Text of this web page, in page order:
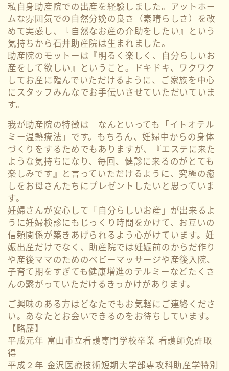
私自身助産院での出産を経験しました。アットホー
ムな雰囲気での自然分娩の良さ（素晴らしさ）を改
めて実感し、『自然なお産の介助をしたい』という
気持ちから石井助産院は生まれました。
助産院のモットーは『明るく楽しく、自分らしいお
産をして欲しい』ということ。ドキドキ、ワクワク
してお産に臨んでいただけるように、ご家族を中心
にスタッフみんなでお手伝いさせていただいていま
す。
我が助産院の特徴は なんといっても「イトオテル
ミー温熱療法」です。もちろん、妊婦中からの身体
づくりをするためでもありますが、『エステに来た
ような気持ちになり、毎回、健診に来るのがとても
楽しみです』と言っていただけるように、究極の癒
しをお母さんたちにプレゼントしたいと思っていま
す。
妊婦さんが安心して「自分らしいお産」が出来るよ
うに妊婦検診にもじっくり時間をかけて、お互いの
信頼関係が築きあげられるよう心がけています。妊
娠出産だけでなく、助産院では妊娠前のからだ作り
や産後ママのためのベビーマッサージや産後入院、
子育て期をすぎても健康増進のテルミーなどたくさ
んの繋がっていただけるきっかけがあります。
ご興味のある方はどなたでもお気軽にご連絡くださ
い。あなたとお会いできるのをお待ちしています。
【略歴】
平成元年 富山市立看護専門学校卒業 看護師免許取
得
平成２年 金沢医療技術短期大学部専攻科助産学特別